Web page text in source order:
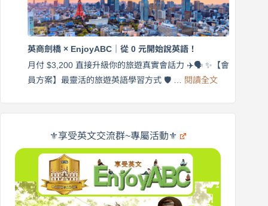
$3,200，
出
國
在
｜
英
商
×
享
受
口
說
英商劍橋 × EnjoyABC｜從 0 元開始說英語！
月付 $3,200 直接升級你的旅遊真實會話力 ✈️🗣️ ✨【會
員方案】最靈活的旅遊英語學習方式 🛡️ … 閱讀全文:
商
劍
｜
元
⚜️享受英文交流群~專屬活動⚜️